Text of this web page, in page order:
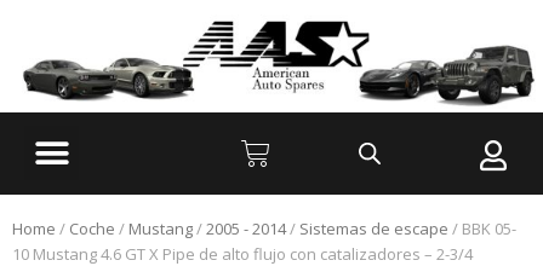
Home / Coche / Mustang/2005 - 2014/ Sistemas de escape / BBK 05-
10 Mustang 4.6 GT X Pipe de alto flujo con catalizadores – 2-3/4